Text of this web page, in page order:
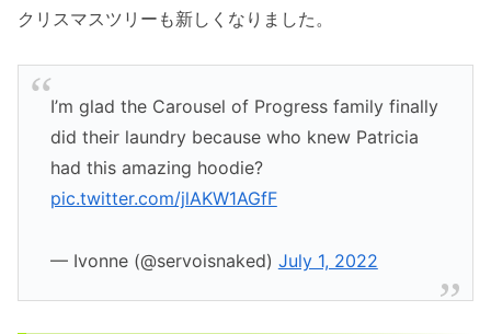
クリスマスツリーも新しくなりました。
I’m glad the Carousel of Progress family finally
did their laundry because who knew Patricia
had this amazing hoodie?
pic.twitter.com/jlAKW1AGfF
— Ivonne (@servoisnaked) July 1, 2022